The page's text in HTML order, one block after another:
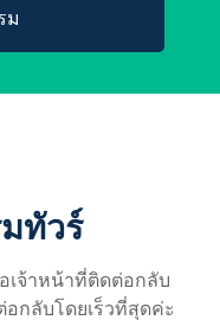
ม
ทัวร์
เจ้าหน้าที่ติดต่อกลับ
กลับโดยเร็วที่สุดค่ะ